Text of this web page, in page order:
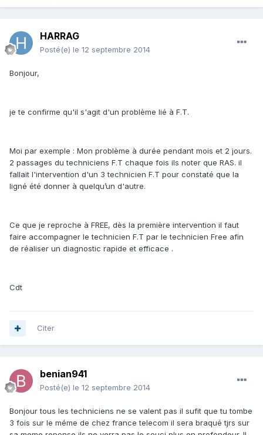
HARRAG
Posté(e) le 12 septembre 2014
Bonjour,
je te confirme qu'il s'agit d'un problème lié à F.T.
Moi par exemple : Mon problème à durée pendant mois et 2 jours.
2 passages du techniciens F.T chaque fois ils noter que RAS. il
fallait l'intervention d'un 3 technicien F.T pour constaté que la
ligné été donner à quelqu’un d'autre.
Ce que je reproche à FREE, dès la première intervention il faut
faire accompagner le technicien F.T par le technicien Free afin
de réaliser un diagnostic rapide et efficace .
Cdt
Citer
benian941
Posté(e) le 12 septembre 2014
Bonjour tous les techniciens ne se valent pas il sufit que tu tombe
3 fois sur le méme de chez france telecom il sera braqué tjrs sur